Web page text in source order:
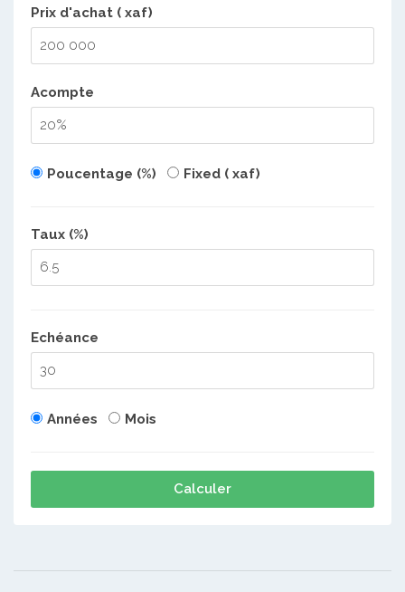
Prix d'achat ( xaf)
Acompte
Poucentage (%) Fixed ( xaf)
Taux (%)
Echéance
Années Mois
Calculer